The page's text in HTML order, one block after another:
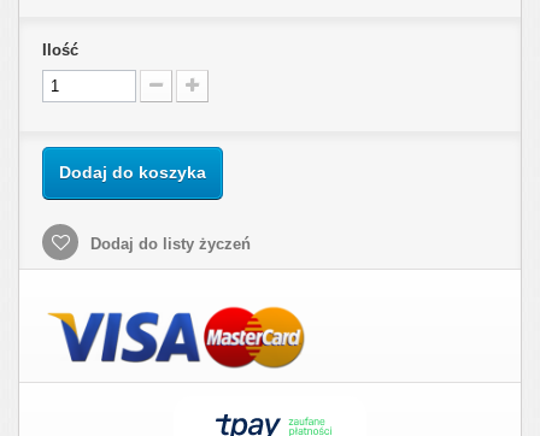
Ilość
Dodaj do koszyka
Dodaj do listy życzeń